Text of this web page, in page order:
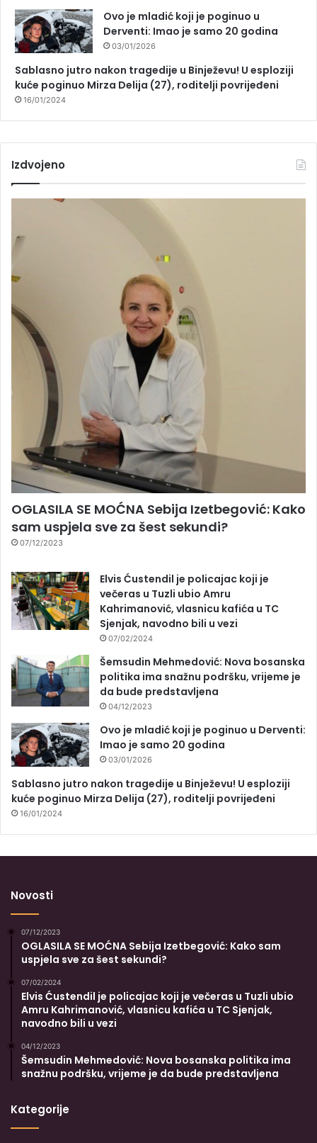
Ovo je mladić koji je poginuo u
Derventi: Imao je samo 20 godina
03/01/2026
Sablasno jutro nakon tragedije u Binježevu! U esploziji
kuće poginuo Mirza Delija (27), roditelji povrijeđeni
16/01/2024
Izdvojeno
OGLASILA SE MOĆNA Sebija Izetbegović: Kako
sam uspjela sve za šest sekundi?
07/12/2023
Elvis Ćustendil je policajac koji je
večeras u Tuzli ubio Amru
Kahrimanović, vlasnicu kafića u TC
Sjenjak, navodno bili u vezi
07/02/2024
Šemsudin Mehmedović: Nova bosanska
politika ima snažnu podršku, vrijeme je
da bude predstavljena
04/12/2023
Ovo je mladić koji je poginuo u Derventi:
Imao je samo 20 godina
03/01/2026
Sablasno jutro nakon tragedije u Binježevu! U esploziji
kuće poginuo Mirza Delija (27), roditelji povrijeđeni
16/01/2024
Novosti
07/12/2023
OGLASILA SE MOĆNA Sebija Izetbegović: Kako sam
uspjela sve za šest sekundi?
07/02/2024
Elvis Ćustendil je policajac koji je večeras u Tuzli ubio
Amru Kahrimanović, vlasnicu kafića u TC Sjenjak,
navodno bili u vezi
04/12/2023
Šemsudin Mehmedović: Nova bosanska politika ima
snažnu podršku, vrijeme je da bude predstavljena
Kategorije